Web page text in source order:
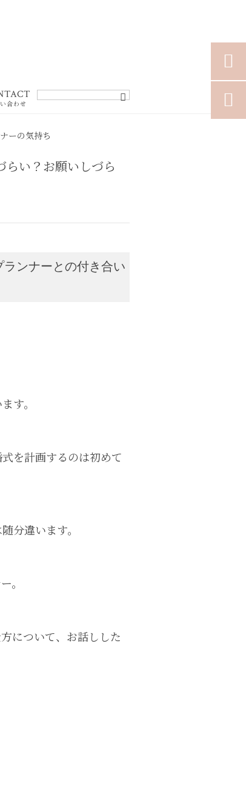
合わせ
ーの気持ち
らい？お願いしづら
ンナーとの付き合い
す。
を計画するのは初めて
分違います。
。
について、お話しした

